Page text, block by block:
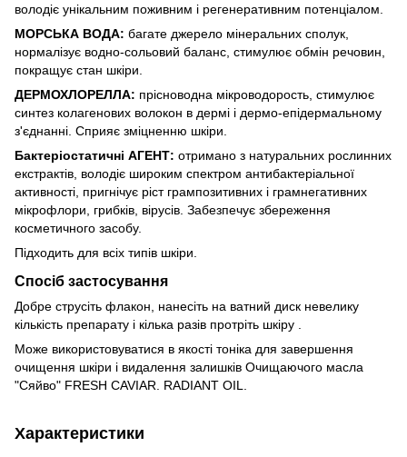
володіє унікальним поживним і регенеративним потенціалом.
МОРСЬКА ВОДА: багате джерело мінеральних сполук,
нормалізує водно-сольовий баланс, стимулює обмін речовин,
покращує стан шкіри.
ДЕРМОХЛОРЕЛЛА: прісноводна мікроводорость, стимулює
синтез колагенових волокон в дермі і дермо-епідермальному
з'єднанні. Сприяє зміцненню шкіри.
Бактеріостатичні АГЕНТ: отримано з натуральних рослинних
екстрактів, володіє широким спектром антибактеріальної
активності, пригнічує ріст грампозитивних і грамнегативних
мікрофлори, грибків, вірусів. Забезпечує збереження
косметичного засобу.
Підходить для всіх типів шкіри.
Спосіб застосування
Добре струсіть флакон, нанесіть на ватний диск невелику
кількість препарату і кілька разів протріть шкіру .
Може використовуватися в якості тоніка для завершення
очищення шкіри і видалення залишків Очищаючого масла
"Сяйво" FRESH CAVIAR. RADIANT OIL.
Характеристики